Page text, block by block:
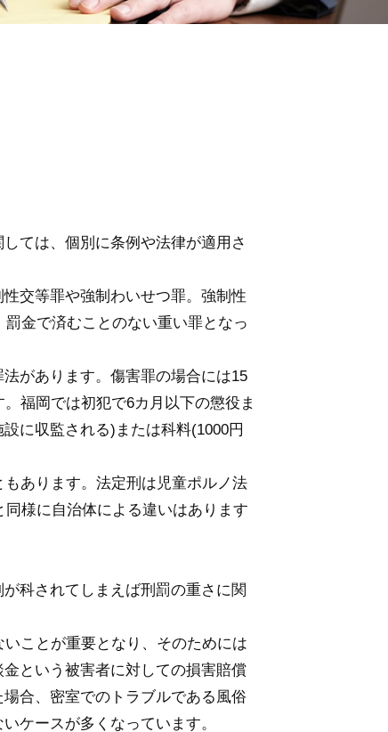
ては、個別に条例や法律が適用さ
交等罪や強制わいせつ罪。強制性
金で済むことのない重い罪となっ
があります。傷害罪の場合には15
福岡では初犯で6カ月以下の懲役ま
に収監される)または科料(1000円
あります。法定刑は児童ポルノ法
様に自治体による違いはあります
科されてしまえば刑罰の重さに関
ことが重要となり、そのためには
という被害者に対しての損害賠償
合、密室でのトラブルである風俗
ケースが多くなっています。